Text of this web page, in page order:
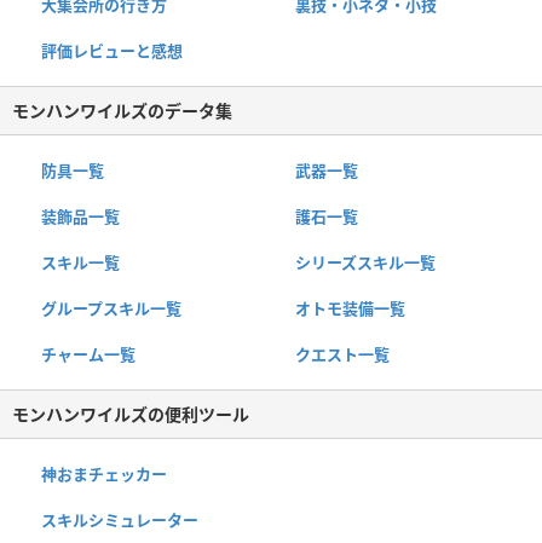
大集会所の行き方 裏技・小ネタ・小技
評価レビューと感想
モンハンワイルズのデータ集
防具一覧 武器一覧
装飾品一覧 護石一覧
スキル一覧 シリーズスキル一覧
グループスキル一覧 オトモ装備一覧
チャーム一覧 クエスト一覧
モンハンワイルズの便利ツール
神おまチェッカー
スキルシミュレーター